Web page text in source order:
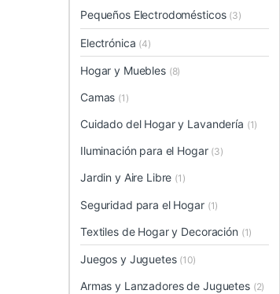
Pequeños Electrodomésticos (3)
Electrónica (4)
Hogar y Muebles (8)
Camas (1)
Cuidado del Hogar y Lavandería (1)
Iluminación para el Hogar (3)
Jardin y Aire Libre (1)
Seguridad para el Hogar (1)
Textiles de Hogar y Decoración (1)
Juegos y Juguetes (10)
Armas y Lanzadores de Juguetes (2)